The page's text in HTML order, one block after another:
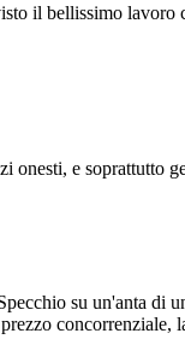
il bellissimo lavoro
onesti, e soprattutto
su un'anta di
concorrenziale,